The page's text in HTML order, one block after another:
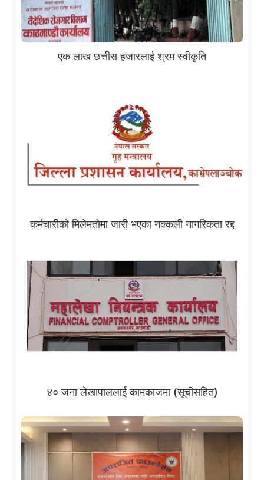
एक लाख छत्तीस हजारलाई श्रम स्वीकृति
कर्मचारीको मिलेमतोमा जारी भएका नक्कली नागरिकता रद्द
४० जना लेखापाललाई कामकाजमा (सूचीसहित)